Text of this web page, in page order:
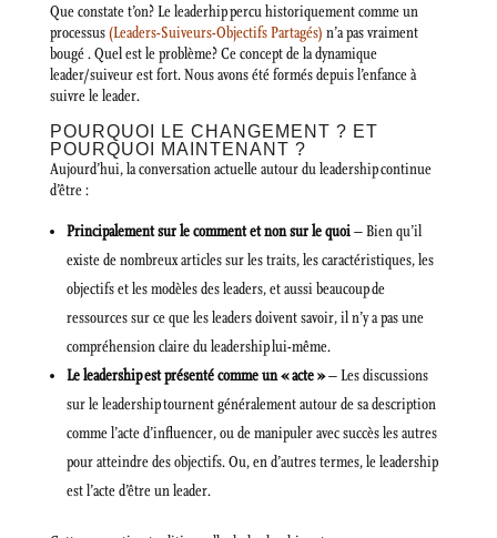
Que constate t’on? Le leaderhip percu historiquement comme un
processus(Leaders-Suiveurs-Objectifs Partagés) n’a pas vraiment
bougé . Quel est le problème? Ce concept de la dynamique
leader/suiveur est fort. Nous avons été formés depuis l’enfance à
suivre le leader.
POURQUOI LE CHANGEMENT ? ET
POURQUOI MAINTENANT ?
Aujourd’hui, la conversation actuelle autour du leadership continue
d’être :
Principalement sur le comment et non sur le quoi– Bien qu’il
existe de nombreux articles sur les traits, les caractéristiques, les
objectifs et les modèles des leaders, et aussi beaucoup de
ressources sur ce que les leaders doivent savoir, il n’y a pas une
compréhension claire du leadership lui-même.
Le leadership est présenté comme un « acte »– Les discussions
sur le leadership tournent généralement autour de sa description
comme l’acte d’influencer, ou de manipuler avec succès les autres
pour atteindre des objectifs. Ou, en d’autres termes, le leadership
est l’acte d’être un leader.